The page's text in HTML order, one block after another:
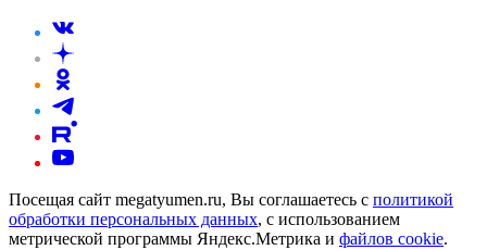
Посещая сайт megatyumen.ru, Вы соглашаетесь с политикой
обработки персональных данных, с использованием
метрической программы Яндекс.Метрика и файлов cookie.